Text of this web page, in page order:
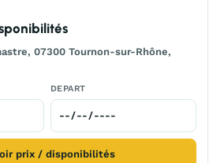
07300 Tournon-sur-Rhône,
DEPART
prix / disponibilités